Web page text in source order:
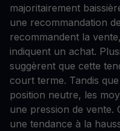
majoritairement
une recommandation
recommandent la
indiquent un achat.
suggèrent que cette
court terme. Tandis
position neutre, les
une pression de vente.
une tendance à la